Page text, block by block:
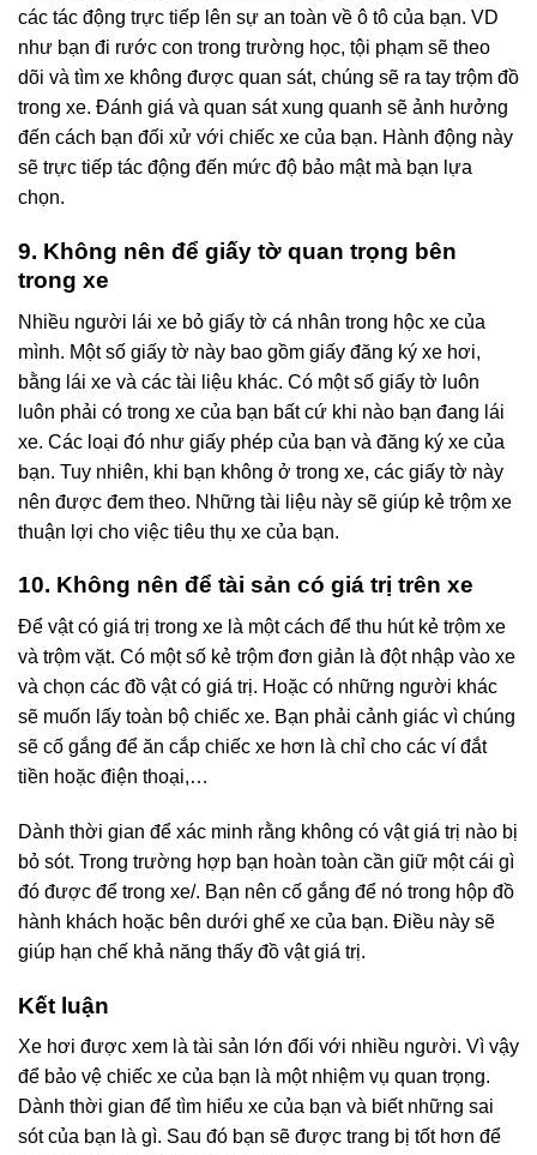
các tác động trực tiếp lên sự an toàn về ô tô của bạn. VD
như bạn đi rước con trong trường học, tội phạm sẽ theo
dõi và tìm xe không được quan sát, chúng sẽ ra tay trộm đồ
trong xe. Đánh giá và quan sát xung quanh sẽ ảnh hưởng
đến cách bạn đối xử với chiếc xe của bạn. Hành động này
sẽ trực tiếp tác động đến mức độ bảo mật mà bạn lựa
chọn.
9. Không nên để giấy tờ quan trọng bên
trong xe
Nhiều người lái xe bỏ giấy tờ cá nhân trong hộc xe của
mình. Một số giấy tờ này bao gồm giấy đăng ký xe hơi,
bằng lái xe và các tài liệu khác. Có một số giấy tờ luôn
luôn phải có trong xe của bạn bất cứ khi nào bạn đang lái
xe. Các loại đó như giấy phép của bạn và đăng ký xe của
bạn. Tuy nhiên, khi bạn không ở trong xe, các giấy tờ này
nên được đem theo. Những tài liệu này sẽ giúp kẻ trộm xe
thuận lợi cho việc tiêu thụ xe của bạn.
10. Không nên để tài sản có giá trị trên xe
Để vật có giá trị trong xe là một cách để thu hút kẻ trộm xe
và trộm vặt. Có một số kẻ trộm đơn giản là đột nhập vào xe
và chọn các đồ vật có giá trị. Hoặc có những người khác
sẽ muốn lấy toàn bộ chiếc xe. Bạn phải cảnh giác vì chúng
sẽ cố gắng để ăn cắp chiếc xe hơn là chỉ cho các ví đắt
tiền hoặc điện thoại,…
Dành thời gian để xác minh rằng không có vật giá trị nào bị
bỏ sót. Trong trường hợp bạn hoàn toàn cần giữ một cái gì
đó được để trong xe/. Bạn nên cố gắng để nó trong hộp đồ
hành khách hoặc bên dưới ghế xe của bạn. Điều này sẽ
giúp hạn chế khả năng thấy đồ vật giá trị.
Kết luận
Xe hơi được xem là tài sản lớn đối với nhiều người. Vì vậy
để bảo vệ chiếc xe của bạn là một nhiệm vụ quan trọng.
Dành thời gian để tìm hiểu xe của bạn và biết những sai
sót của bạn là gì. Sau đó bạn sẽ được trang bị tốt hơn để